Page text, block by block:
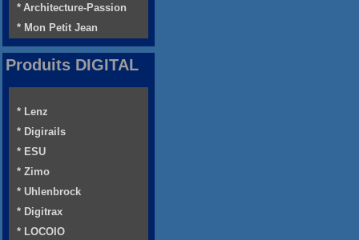
* Architecture-Passion
* Mon Petit Jean
Produits DIGITAL
* Lenz
* Digirails
* ESU
* Zimo
* Uhlenbrock
* Digitrax
* LOCOIO